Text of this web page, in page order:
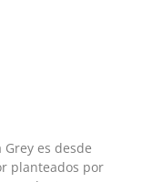
es desde
planteados por